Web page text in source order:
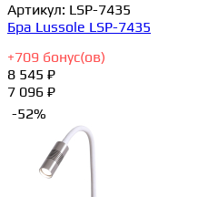
Артикул: LSP-7435
Бра Lussole LSP-7435
+709 бонус(ов)
8 545 ₽
7 096 ₽
-52%